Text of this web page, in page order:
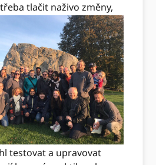
tlačit naživo změny,
testovat a upravovat